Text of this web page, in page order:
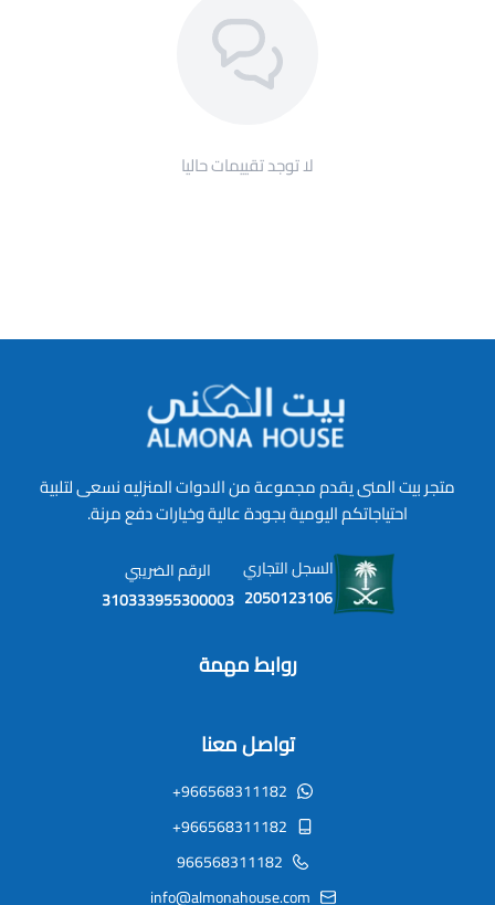
لا توجد تقييمات حاليا
متجر بيت المنى يقدم مجموعة من الادوات المنزليه نسعى لتلبية
احتياجاتكم اليومية بجودة عالية وخيارات دفع مرنة.
السجل التجاري
2050123106
الرقم الضريبي
310333955300003
روابط مهمة
تواصل معنا
+966568311182
+966568311182
966568311182
info@almonahouse.com